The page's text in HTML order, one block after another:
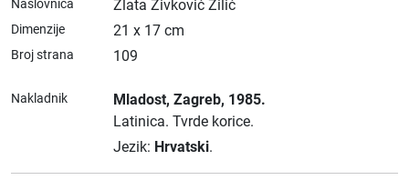
Naslovnica Zlata Živković Žilić
Dimenzije 21 x 17 cm
Broj strana 109
Nakladnik Mladost, Zagreb, 1985.
Latinica. Tvrde korice.
Jezik: Hrvatski.